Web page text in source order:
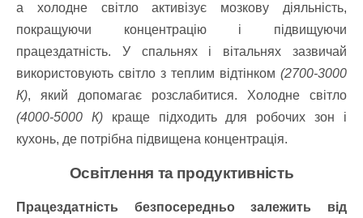
а холодне світло активізує мозкову діяльність,
покращуючи концентрацію і підвищуючи
працездатність. У спальнях і вітальнях зазвичай
використовують світло з теплим відтінком (2700-3000
К), який допомагає розслабитися. Холодне світло
(4000-5000 К)краще підходить для робочих зон і
кухонь, де потрібна підвищена концентрація.
Освітлення та продуктивність
Працездатність безпосередньо залежить від